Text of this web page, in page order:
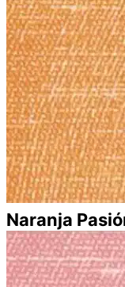
Naranja